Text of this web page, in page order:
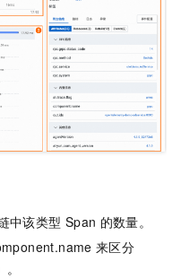
中该类型 Span 的数量。
来区分